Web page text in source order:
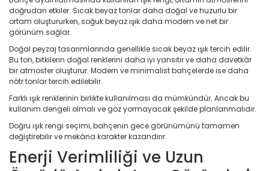
doğrudan etkiler. Sıcak beyaz tonlar daha doğal ve huzurlu bir
ortam oluştururken, soğuk beyaz ışık daha modern ve net bir
görünüm sağlar.
Doğal peyzaj tasarımlarında genellikle sıcak beyaz ışık tercih edilir.
Bu ton, bitkilerin doğal renklerini daha iyi yansıtır ve daha davetkâr
bir atmosfer oluşturur. Modern ve minimalist bahçelerde ise daha
nötr tonlar tercih edilebilir.
Farklı ışık renklerinin birlikte kullanılması da mümkündür. Ancak bu
kullanım dengeli olmalı ve göz yormayacak şekilde planlanmalıdır.
Doğru ışık rengi seçimi, bahçenin gece görünümünü tamamen
değiştirebilir ve mekâna karakter kazandırır.
Enerji Verimliliği ve Uzun